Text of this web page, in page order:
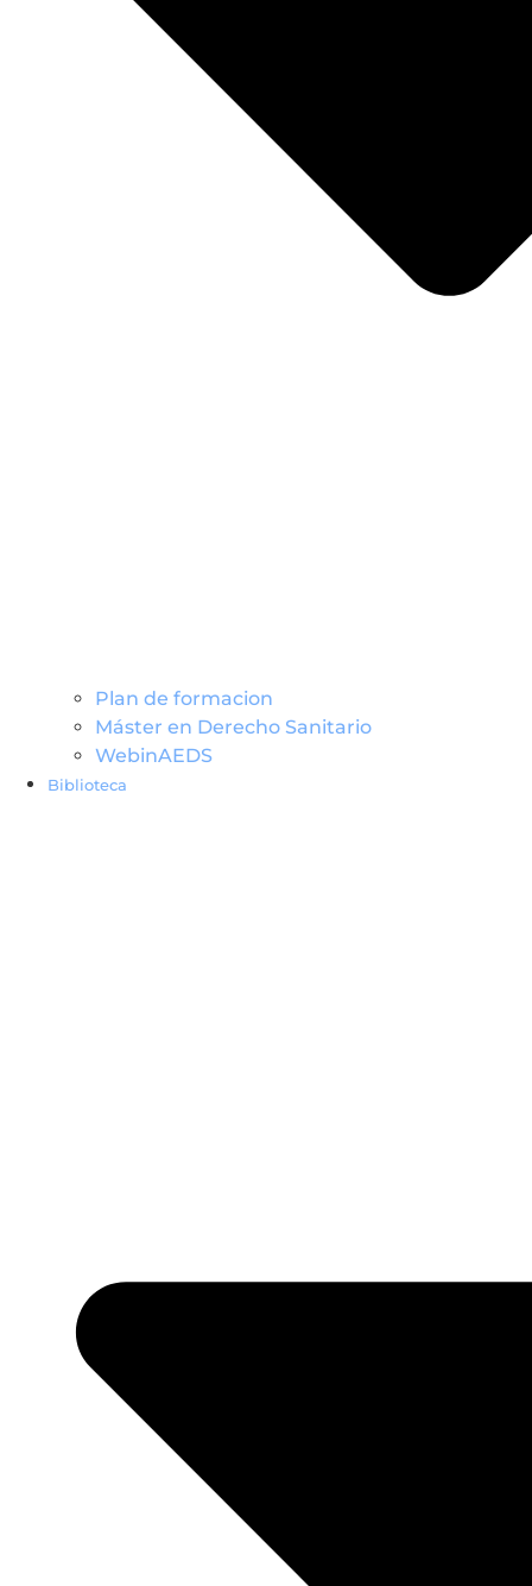
Plan de formacion
Máster en Derecho Sanitario
WebinAEDS
Biblioteca